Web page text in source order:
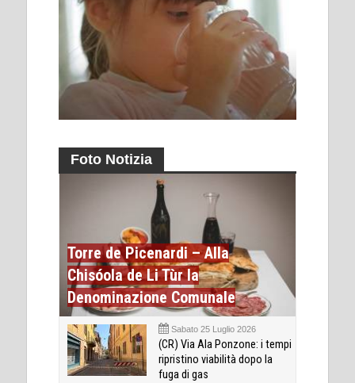
Foto Notizia
Torre de Picenardi – Alla
Chisóola de Li Tùr la
Denominazione Comunale
Sabato 25 Luglio 2026
(CR) Via Ala Ponzone: i tempi
ripristino viabilità dopo la
fuga di gas